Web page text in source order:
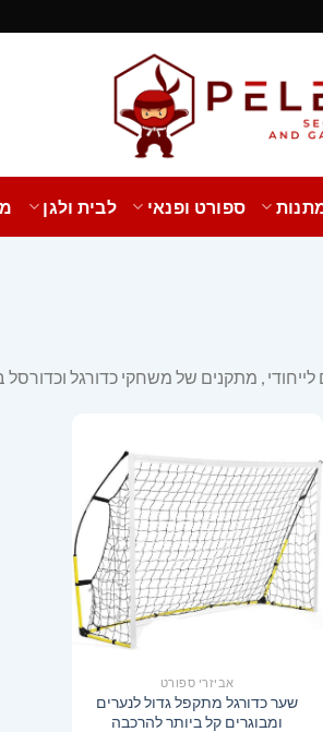
ספורט ופנאי לבית ולגן
, מתקנים של משחקי כדורגל וכדורסל
אביזרי ספורט
שער כדורגל מתקפל גדול לנערים
ומבוגרים קל ביותר להרכבה